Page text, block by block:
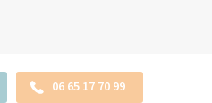
06 65 17 70 99